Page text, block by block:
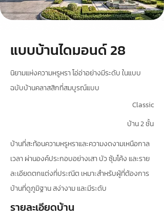
แบบบ้านไดมอนด์ 28
นิยามแห่งความหรูหรา โอ่อ่าอย่างมีระดับ ในแบบ
ฉบับบ้านคลาสสิกที่สมบูรณ์แบบ
Classic
บ้าน 2 ชั้น
บ้านที่สะท้อนความหรูหราและความงดงามเหนือกาล
เวลา ผ่านองค์ประกอบอย่างเสา บัว ซุ้มโค้ง และราย
ละเอียดตกแต่งที่ประณีต เหมาะสำหรับผู้ที่ต้องการ
บ้านที่ดูภูมิฐาน สง่างาม และมีระดับ
รายละเอียดบ้าน